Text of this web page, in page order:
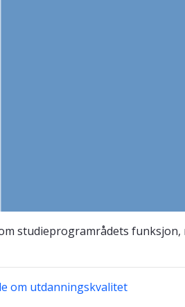
studieprogramrådets funksjon,
om utdanningskvalitet